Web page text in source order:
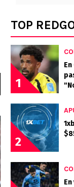
TOP
1
2